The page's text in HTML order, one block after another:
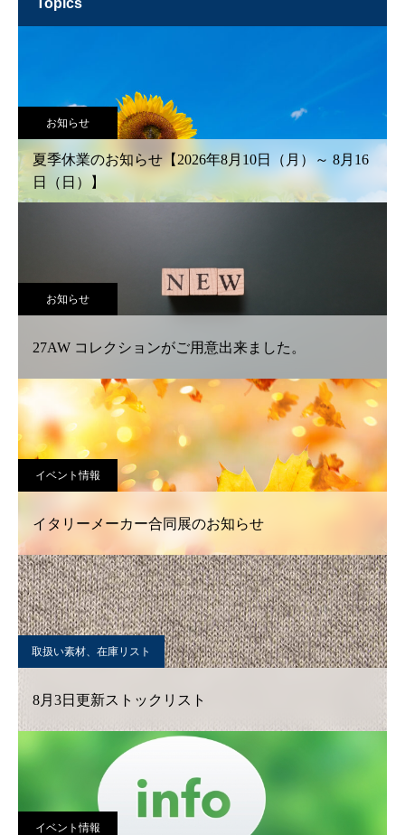
topics
お知らせ
夏季休業のお知らせ【2026年8月10日（月）～ 8月16
日（日）】
お知らせ
27AW コレクションがご用意出来ました。
イベント情報
イタリーメーカー合同展のお知らせ
取扱い素材、在庫リスト
8月3日更新ストックリスト
イベント情報